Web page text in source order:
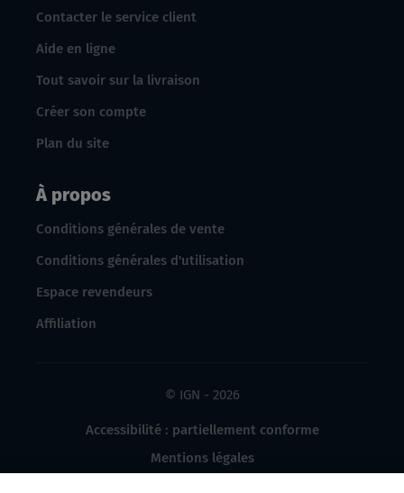
Contacter le service client
Aide en ligne
Tout savoir sur la livraison
Créer son compte
Plan du site
À propos
Conditions générales de vente
Conditions générales d'utilisation
Espace revendeurs
Affiliation
© IGN - 2026
Accessibilité : partiellement conforme
Mentions légales